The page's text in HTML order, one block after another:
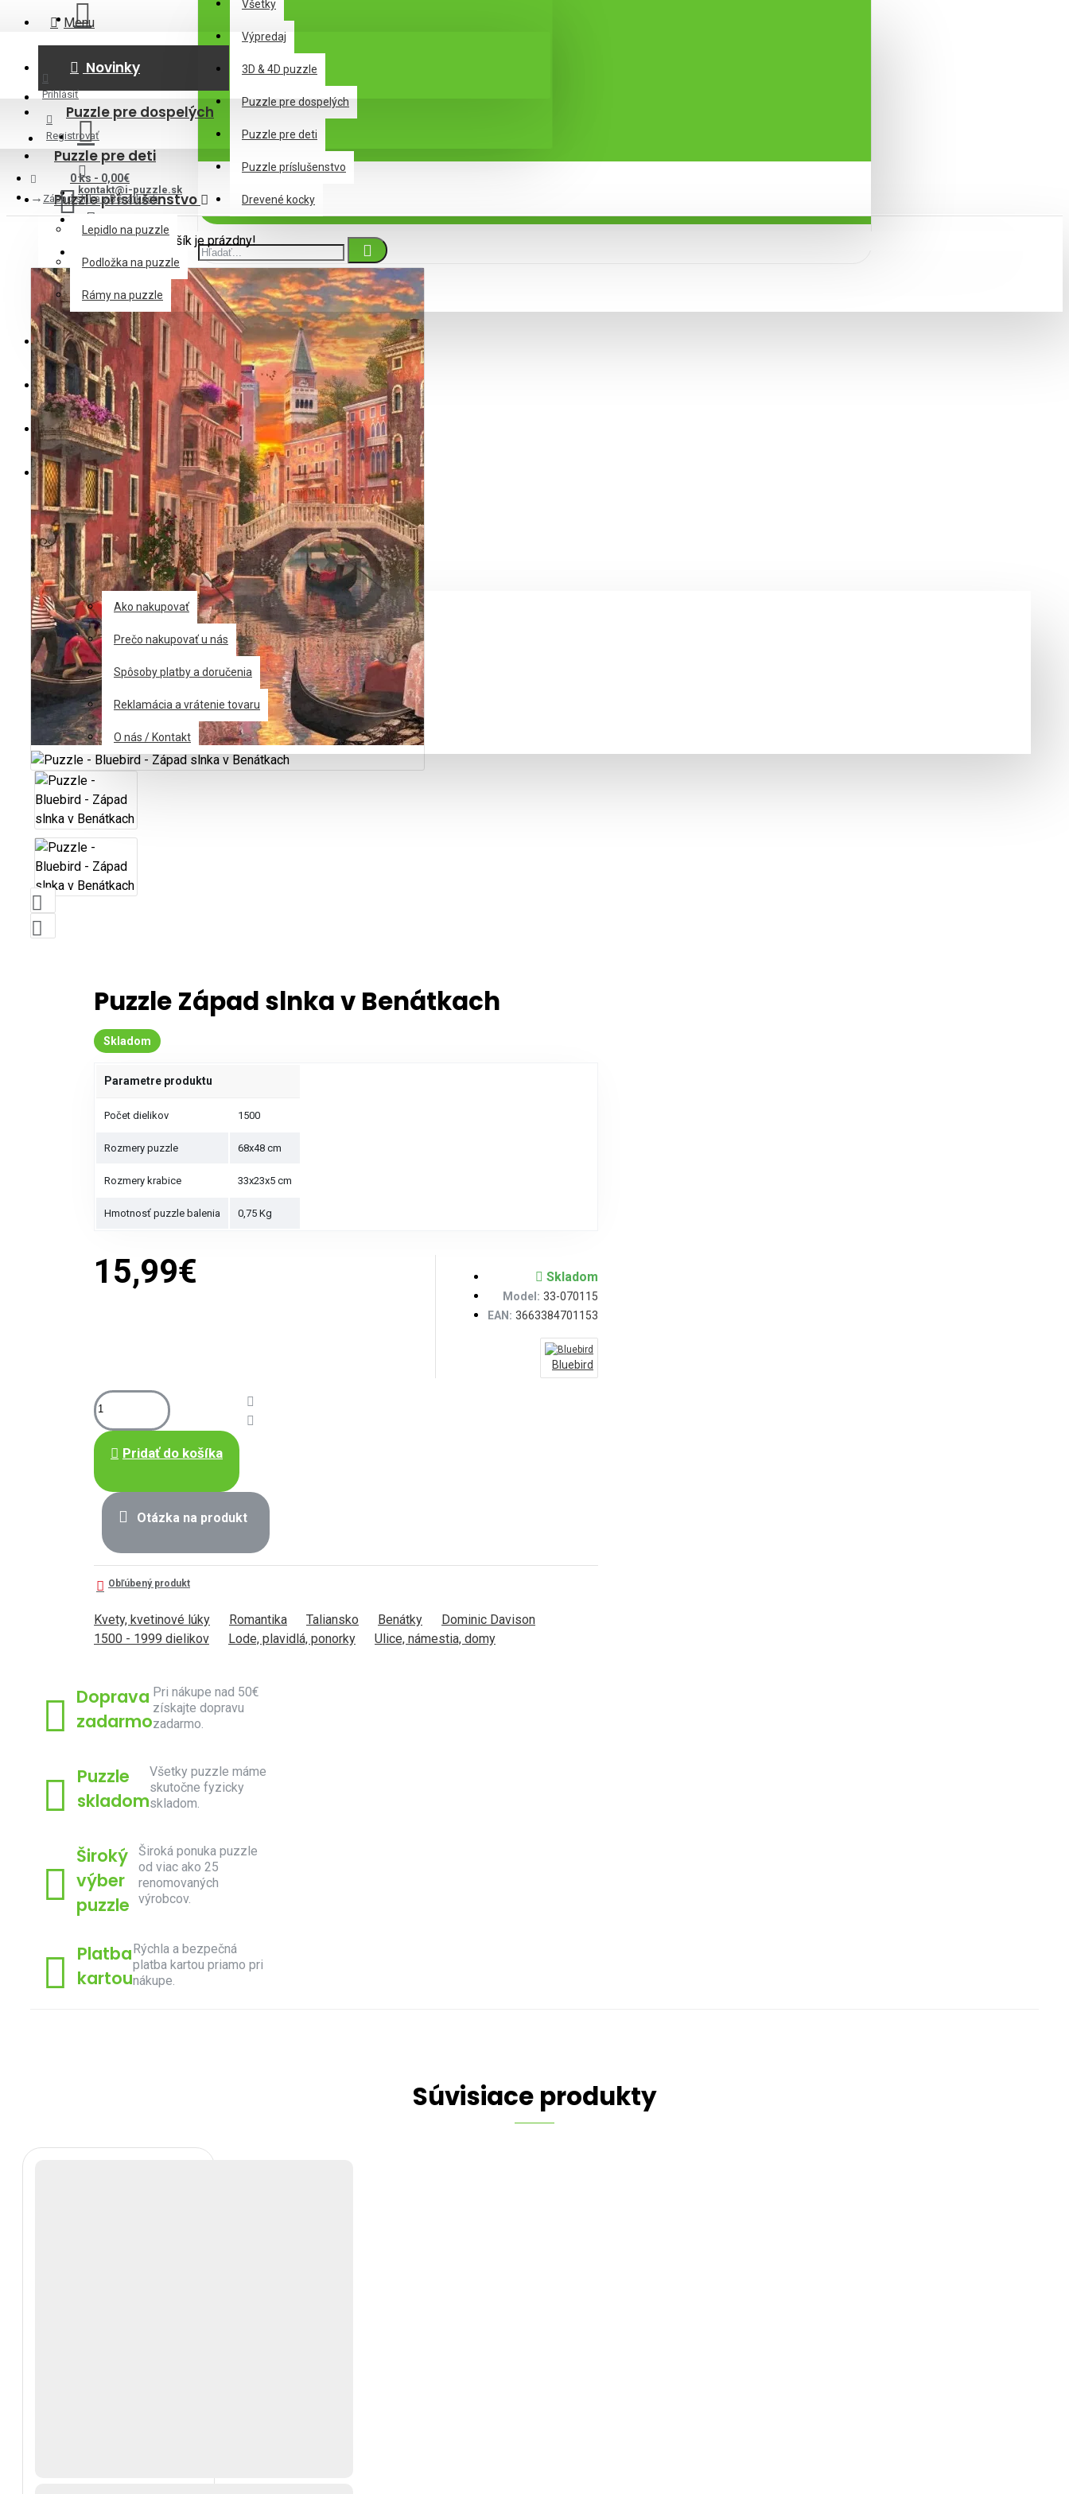
kontakt@i-puzzle.sk
Všetky
Výpredaj
3D & 4D puzzle
Puzzle pre dospelých
Puzzle pre deti
Puzzle príslušenstvo
Drevené kocky
0 ks - 0,00€
Váš nákupný košík je prázdny!
Menu
Novinky
Puzzle pre dospelých
Puzzle pre deti
Puzzle príslušenstvo
Lepidlo na puzzle
Podložka na puzzle
Rámy na puzzle
Drevené kocky
Výrobcovia
Výpredaj Posledné kusy
Akcie Zľavy
Blog
Informácie
Ako nakupovať
Prečo nakupovať u nás
Spôsoby platby a doručenia
Reklamácia a vrátenie tovaru
O nás / Kontakt
Prihlásiť
Registrovať
Západ slnka v Benátkach
Puzzle Západ slnka v Benátkach
Skladom
Parametre produktu
Počet dielikov 1500
Rozmery puzzle 68x48 cm
Rozmery krabice 33x23x5 cm
Hmotnosť puzzle balenia 0,75 Kg
15,99€ Skladom
Model: 33-070115
EAN: 3663384701153
Bluebird
Pridať do košíka
Otázka na produkt
Obľúbený produkt
Kvety, kvetinové lúky Romantika Taliansko Benátky
Dominic Davison
1500 - 1999 dielikov
Lode, plavidlá, ponorky Ulice, námestia, domy
Doprava
zadarmo
Pri nákupe nad 50€
získajte dopravu
zadarmo.
Puzzle
skladom
Všetky puzzle máme
skutočne fyzicky
skladom.
Široký
výber
puzzle
Široká ponuka puzzle
od viac ako 25
renomovaných
výrobcov.
Platba
kartou
Rýchla a bezpečná
platba kartou priamo pri
nákupe.
Súvisiace produkty